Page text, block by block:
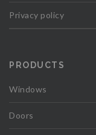
Privacy policy
PRODUCTS
Windows
Doors